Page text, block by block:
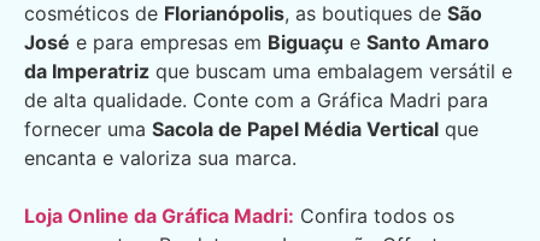
cosméticos de Florianópolis, as boutiques de São
José e para empresas em Biguaçu e Santo Amaro
da Imperatriz que buscam uma embalagem versátil e
de alta qualidade. Conte com a Gráfica Madri para
fornecer uma Sacola de Papel Média Vertical que
encanta e valoriza sua marca.
Loja Online da Gráfica Madri: Confira todos os